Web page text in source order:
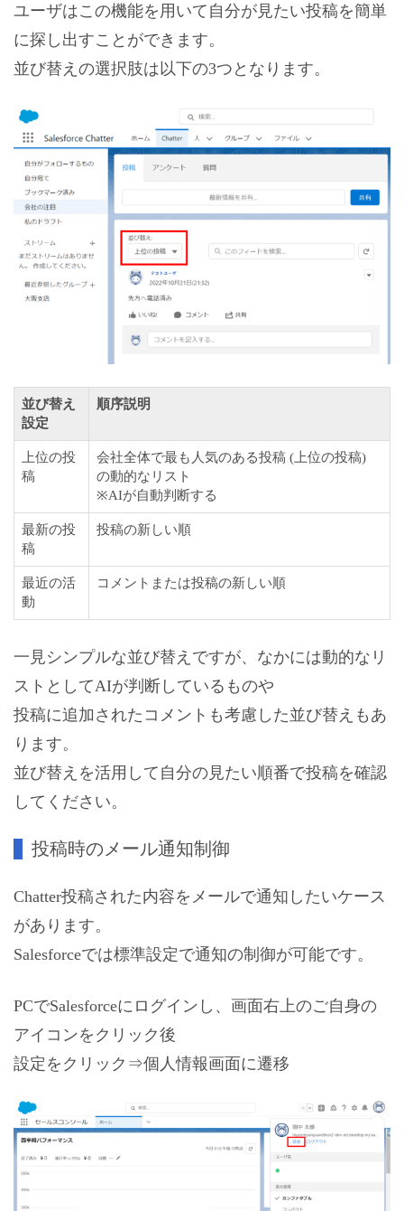
ユーザはこの機能を用いて自分が見たい投稿を簡単
に探し出すことができます。
並び替えの選択肢は以下の3つとなります。
並び替え
設定
順序説明
上位の投
稿
会社全体で最も人気のある投稿 (上位の投稿)
の動的なリスト
※AIが自動判断する
最新の投
稿
投稿の新しい順
最近の活
動
コメントまたは投稿の新しい順
一見シンプルな並び替えですが、なかには動的なリ
ストとしてAIが判断しているものや
投稿に追加されたコメントも考慮した並び替えもあ
ります。
並び替えを活用して自分の見たい順番で投稿を確認
してください。
投稿時のメール通知制御
Chatter投稿された内容をメールで通知したいケース
があります。
Salesforceでは標準設定で通知の制御が可能です。
PCでSalesforceにログインし、画面右上のご自身の
アイコンをクリック後
設定をクリック⇒個人情報画面に遷移